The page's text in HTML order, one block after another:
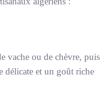
vache ou de chèvre, puis
délicate et un goût riche